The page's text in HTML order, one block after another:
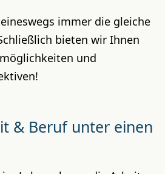
immer die gleiche
bieten wir Ihnen
und
& Beruf unter einen